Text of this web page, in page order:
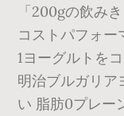
「200gの飲み
コストパフォ
1ヨーグルトを
明治ブルガリア
い 脂肪0プレー